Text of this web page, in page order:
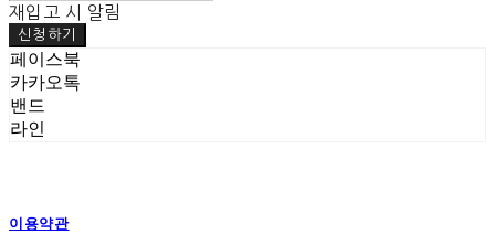
재입고 시 알림
신청하기
페이스북
카카오톡
밴드
라인
이용약관